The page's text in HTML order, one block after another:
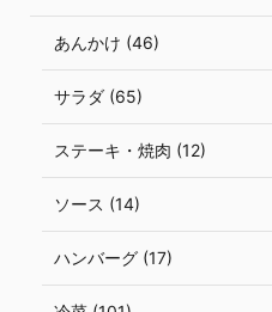
あんかけ (46)
サラダ (65)
ステーキ・焼肉 (12)
ソース (14)
ハンバーグ (17)